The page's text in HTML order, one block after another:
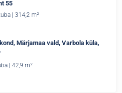
55
| 314,2 m²
Märjamaa vald, Varbola küla,
| 42,9 m²